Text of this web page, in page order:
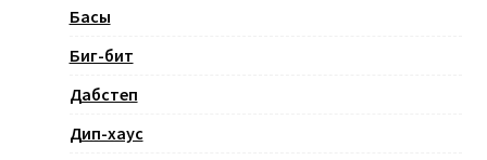
Басы
Биг-бит
Дабстеп
Дип-хаус